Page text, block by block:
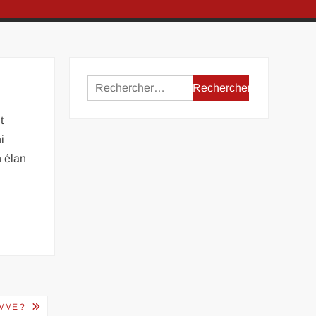
élan
?
Rechercher :